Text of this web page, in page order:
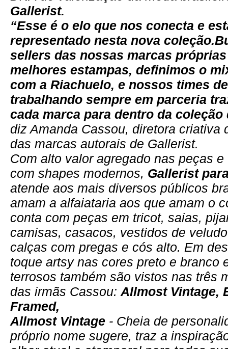
Gallerist.
“Esse é o elo que nos conecta e
representado nesta nova
sellers das nossas marcas
melhores estampas, definimos o
com a Riachuelo, e nossos times
trabalhando sempre em parceria
cada marca para dentro da coleção
diz Amanda Cassou, diretora criativa
das marcas autorais de Gallerist.
Com alto valor agregado nas peças
com shapes modernos, Gallerist
atende aos mais diversos públicos
amam a alfaiataria aos que amam o
conta com peças em tricot, saias,
camisas, casacos, vestidos de
calças com pregas e cós alto. Em
toque artsy nas cores preto e branco
terrosos também são vistos nas três
das irmãs Cassou: Allmost Vintage,
Framed,
Allmost Vintage - Cheia de
próprio nome sugere, traz a